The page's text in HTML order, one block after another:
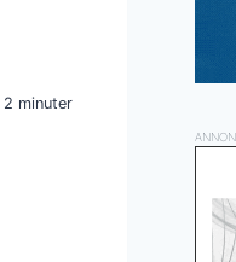
2 minuter